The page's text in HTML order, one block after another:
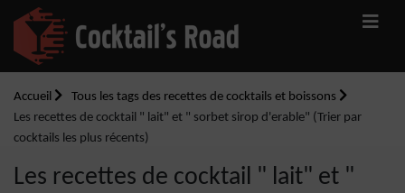
Accueil
Tous les tags des recettes de cocktails et boissons
Les recettes de cocktail " lait" et " sorbet sirop d'erable" (Trier par
cocktails les plus récents)
Les recettes de cocktail " lait" et "